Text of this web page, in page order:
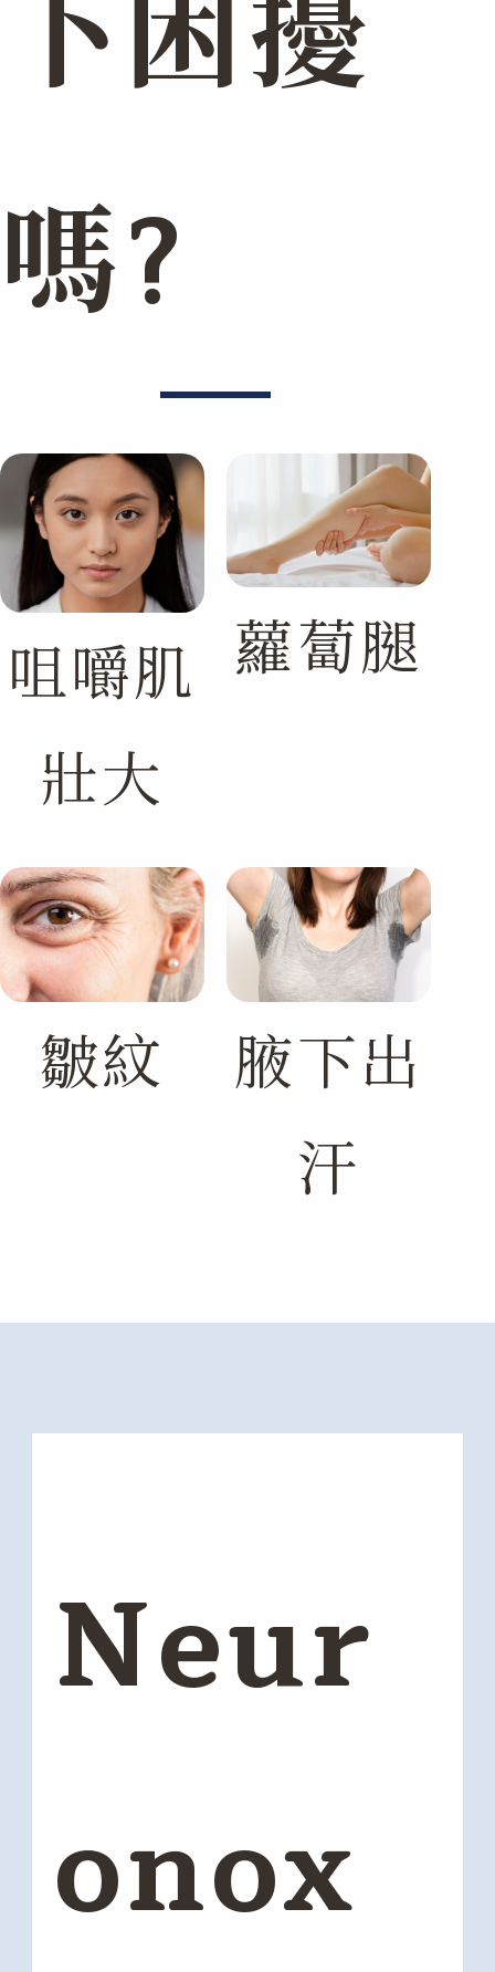
下困擾
嗎?
咀嚼肌
壯大
蘿蔔腿
皺紋
腋下出
汗
Neur
onox